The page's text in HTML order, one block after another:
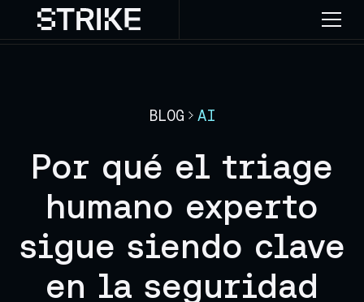
BLOG AI
Por qué el triage
humano experto
sigue siendo clave
en la seguridad